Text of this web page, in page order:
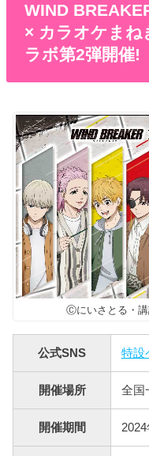
WIND
× カラオケまね
ラボ第2弾開催!
Ⓒにいさとる・
公式SNS 特設
開催場所 全国
開催期間